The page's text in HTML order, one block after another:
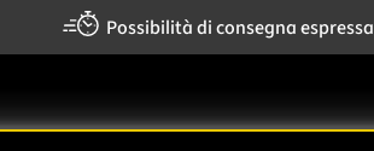
Possibilità di consegna espressa